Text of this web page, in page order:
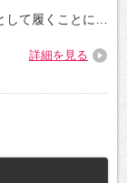
して履くことに…
詳細を見る